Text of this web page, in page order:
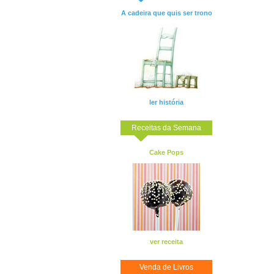
A cadeira que quis ser trono
ler história
Receitas da Semana
Cake Pops
ver receita
Venda de Livros